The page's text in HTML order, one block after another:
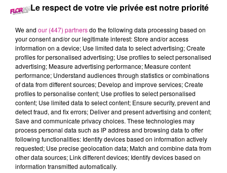
Johnson entretiennent une relation secrète et auraient même
Cette affirmation est fausse, mais ces rumeurs persistantes
perturbent l'acteur.
TITRES DIFFUSÉS Voir plus
15h07
15h07
EVA
15h03
15h03
RAG'N'BONE MAN
15h00
15h00
Le respect de votre vie privée est notre priorité
We and our (447) partnersdo the following data processing based on
your consent and/or our legitimate interest: Store and/or access
information on a device; Use limited data to select advertising; Create
profiles for personalised advertising; Use profiles to select personalised
advertising; Measure advertising performance; Measure content
performance; Understand audiences through statistics or combinations
of data from different sources; Develop and improve services; Create
profiles to personalise content; Use profiles to select personalised
content; Use limited data to select content; Ensure security, prevent and
detect fraud, and fix errors; Deliver and present advertising and content;
Save and communicate privacy choices. These technologies may
process personal data such as IP address and browsing data to offer
following functionalities: Identify devices based on information actively
requested; Use precise geolocation data; Match and combine data from
other data sources; Link different devices; Identify devices based on
information transmitted automatically.